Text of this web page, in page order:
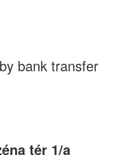
bank transfer
tér 1/a